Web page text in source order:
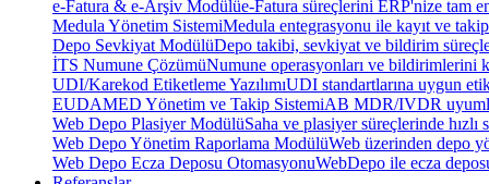
e-Fatura & e-Arşiv Modülüe-Fatura süreçlerini ERP'nize tam
Medula Yönetim SistemiMedula entegrasyonu ile kayıt ve
Depo Sevkiyat ModülüDepo takibi, sevkiyat ve bildirim
İTS Numune ÇözümüNumune operasyonları ve bildirimlerini
UDI/Karekod Etiketleme YazılımıUDI standartlarına uygun
EUDAMED Yönetim ve Takip SistemiAB MDR/IVDR
Web Depo Plasiyer ModülüSaha ve plasiyer süreçlerinde hızlı
Web Depo Yönetim Raporlama ModülüWeb üzerinden depo
Web Depo Ecza Deposu OtomasyonuWebDepo ile ecza